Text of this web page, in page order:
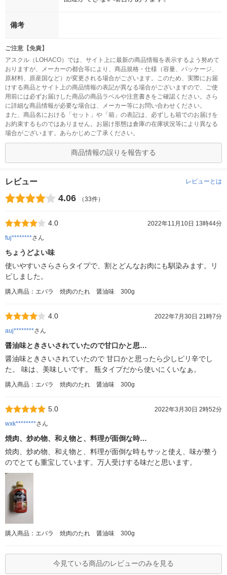
備考
ご注意【免責】
アスクル（LOHACO）では、サイト上に最新の商品情報を表示するよう努めて
おりますが、メーカーの都合等により、商品規格・仕様（容量、パッケージ、
原材料、原産国など）が変更される場合がございます。このため、実際にお届
けする商品とサイト上の商品情報の表記が異なる場合がございますので、ご使
用前には必ずお届けした商品の商品ラベルや注意書きをご確認ください。さら
に詳細な商品情報が必要な場合は、メーカー等にお問い合わせください。
また、商品名における「セット」や「箱」の表記は、必ずしも箱でのお届けを
お約束するものではありません。お届け形態は倉庫の在庫状況等により異なる
場合がございます。あらかじめご了承ください。
商品情報の誤りを報告する
レビュー レビューとは
4.06 （33件）
4.0
2022年11月10日 13時44分
fuj********さん
ちょうどよい味
使いやすいさらさらタイプで、割とどんなお肉にも馴染みます。リ
ピしました。
購入商品：エバラ 焼肉のたれ 醤油味 300g
4.0
2022年7月30日 21時7分
auj********さん
醤油味ときさいされていたので甘口かと思…
醤油味ときさいされていたので 甘口かと思ったら少しピリ辛でし
た。 味は、美味しいです。 瓶タイプだから使いにくいなぁ。
購入商品：エバラ 焼肉のたれ 醤油味 300g
5.0
2022年3月30日 2時52分
wxk********さん
焼肉、炒め物、和え物と、料理が面倒な時…
焼肉、炒め物、和え物と、料理が面倒な時もサッと使え、味が整う
のでとても重宝しています。万人受けする味だと思います。
購入商品：エバラ 焼肉のたれ 醤油味 300g
今見ている商品のレビューのみを見る